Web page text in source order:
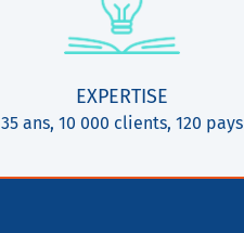
EXPERTISE
35 ans, 10 000 clients, 120 pays